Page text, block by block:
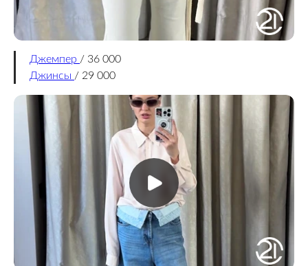
Джемпер / 36 000
Джинсы / 29 000